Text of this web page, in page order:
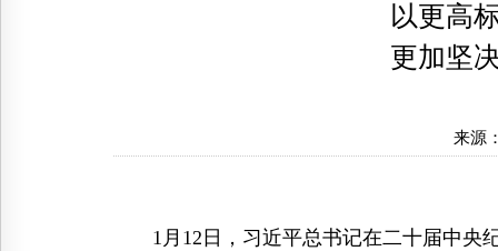
以更高
更加坚
来源
1月12日，习近平总书记在二十届中央